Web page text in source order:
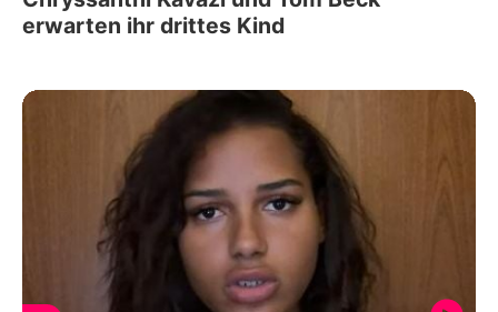
erwarten ihr drittes Kind